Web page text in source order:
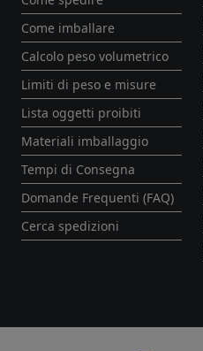
Come imballare
Calcolo peso volumetrico
Limiti di peso e misure
Lista oggetti proibiti
Materiali imballaggio
Tempi di Consegna
Domande Frequenti (FAQ)
Cerca spedizioni